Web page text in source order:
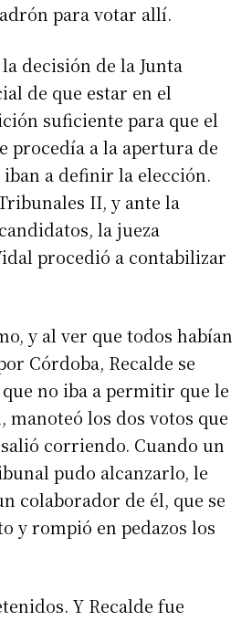
para votar allí.
decisión de la Junta
de que estar en el
suficiente para que el
procedía a la apertura de
iban a definir la elección.
II, y ante la
la jueza
procedió a contabilizar
y al ver que todos habían
Córdoba, Recalde se
no iba a permitir que le
manoteó los dos votos que
corriendo. Cuando un
pudo alcanzarlo, le
colaborador de él, que se
y rompió en pedazos los
Y Recalde fue